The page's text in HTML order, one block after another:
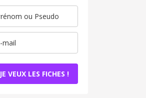
JE VEUX LES FICHES !